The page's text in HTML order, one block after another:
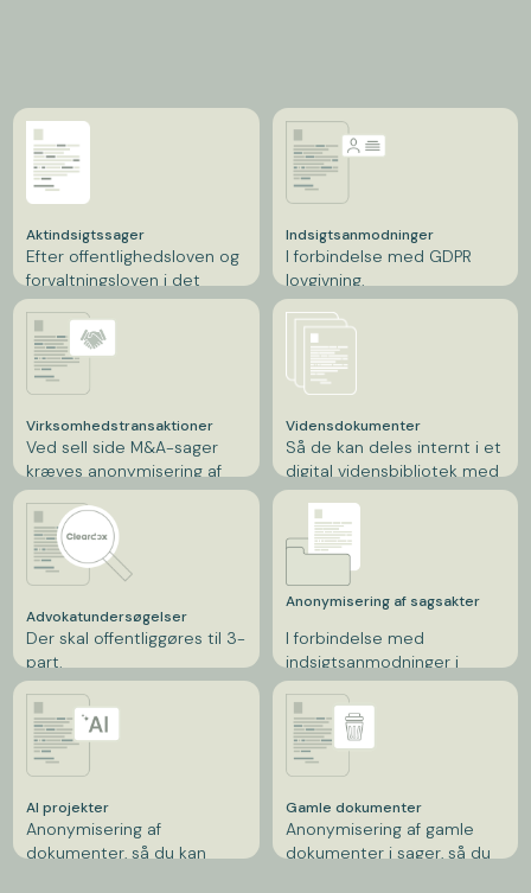
Aktindsigtssager
Efter offentlighedsloven og
forvaltningsloven i det
offentlige.
Indsigtsanmodninger
I forbindelse med GDPR
lovgivning.
Virksomhedstransaktioner
Ved sell side M&A-sager
kræves anonymisering af
dokumenter, før de
uploades til datarum –
både af hensyn til GDPR og
forretningshemmeligheder.
Vidensdokumenter
Så de kan deles internt i et
digital vidensbibliotek med
resten af organisationen.
Advokatundersøgelser
Der skal offentliggøres til 3-
part.
Anonymisering af sagsakter
I forbindelse med
indsigtsanmodninger i
retssagsdokumenter.
AI projekter
Anonymisering af
dokumenter, så du kan
Gamle dokumenter
Anonymisering af gamle
dokumenter i sager, så du